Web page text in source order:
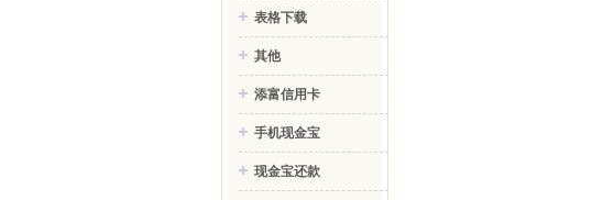
表格下载
其他
添富信用卡
手机现金宝
现金宝还款